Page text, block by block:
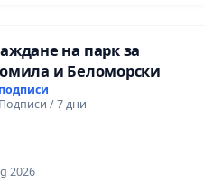
на парк за
и Беломорски
/ 7 дни
2026